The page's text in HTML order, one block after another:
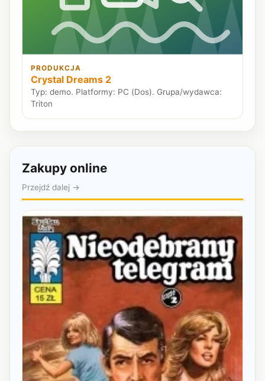
PRODUKCJA
Crystal Dreams 2
Typ: demo. Platformy: PC (Dos). Grupa/wydawca:
Triton
Zakupy online
Przejdź dalej →